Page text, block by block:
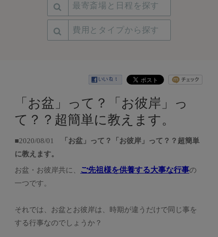
最寄斎場と日程を探す
費用とタイプから探す
「お盆」って？「お彼岸」っ
て？？超簡単に教えます。
■2020/08/01
「お盆」って？「お彼岸」って？？超簡単
に教えます。
お盆・お彼岸共に、 ご先祖様を供養する大事な行事の
一つです。
それでは、お盆とお彼岸は、時期が違うだけで同じ事を
する行事なのでしょうか？